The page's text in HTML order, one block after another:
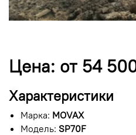
Цена: от 54
Характеристики
Марка: MOVAX
Модель: SP70F